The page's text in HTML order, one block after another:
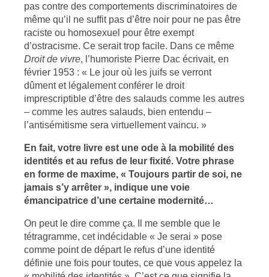
pas contre des comportements discriminatoires de
même qu’il ne suffit pas d’être noir pour ne pas être
raciste ou homosexuel pour être exempt
d’ostracisme. Ce serait trop facile. Dans ce même
Droit de vivre, l’humoriste Pierre Dac écrivait, en
février 1953 : « Le jour où les juifs se verront
dûment et légalement conférer le droit
imprescriptible d’être des salauds comme les autres
– comme les autres salauds, bien entendu –
l’antisémitisme sera virtuellement vaincu. »
En fait, votre livre est une ode à la mobilité des
identités et au refus de leur fixité. Votre phrase
en forme de maxime, « Toujours partir de soi, ne
jamais s’y arrêter », indique une voie
émancipatrice d’une certaine modernité…
On peut le dire comme ça. Il me semble que le
tétragramme, cet indécidable « Je serai » pose
comme point de départ le refus d’une identité
définie une fois pour toutes, ce que vous appelez la